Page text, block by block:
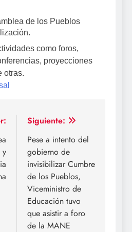
de los Pueblos
como foros,
proyecciones
otras.
y
Siguiente:
Pese a intento del
gobierno de
invisibilizar Cumbre
de los Pueblos,
Viceministro de
Educación tuvo
que asistir a foro
de la MANE